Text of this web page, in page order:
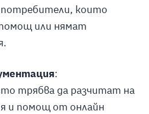
които
или нямат
:
трябва да разчитат на
и помощ от онлайн